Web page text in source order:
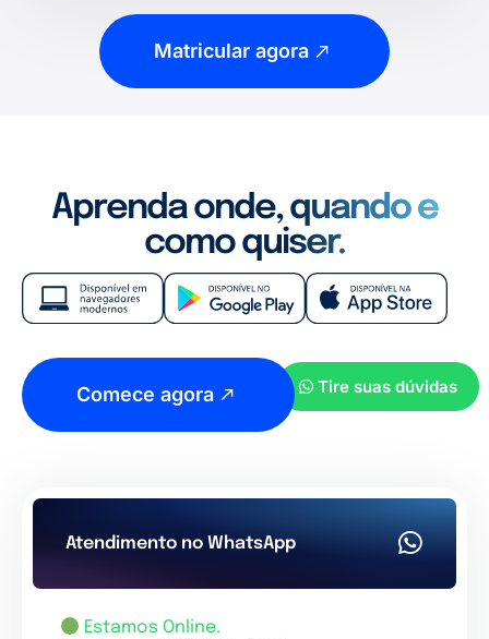
Matricular agora
Aprenda onde, quando e
como quiser.
Comece agora Tire suas dúvidas
Atendimento no WhatsApp
Estamos Online.